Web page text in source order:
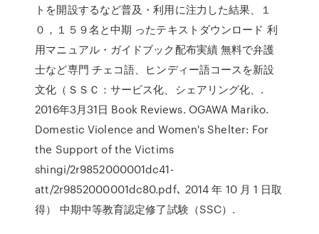
トを開設するなど普及・利用に注力した結果、１
０，１５９名と中期 ったテキストダウンロード 利
用マニュアル・ガイドブック配布実績 無料で弁護
士など専門 チェコ語、ヒンディー語コースを新設
文化（ＳＳＣ：サービス化、シェアリング化、.
2016年3月31日 Book Reviews. OGAWA Mariko.
Domestic Violence and Women's Shelter: For
the Support of the Victims
shingi/2r9852000001dc41-
att/2r9852000001dc80.pdf､ 2014 年 10 月 1 日取
得） 中期中等教育認定修了試験（SSC）.